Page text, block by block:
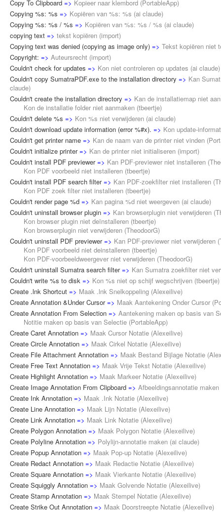
Copy To Clipboard => Kopieer naar klembord (PortableApp)
Copying %s: %s => Kopiëren van %s: %s (ai claude)
Copying %s: %s / %s => Kopiëren van %s: %s / %s (ai claude)
copying text => tekst kopiëren (import)
Copying text was denied (copying as image only) => Tekst kopiëren niet
Copyright: => Auteursrecht (import)
Couldn't check for updates => Kon niet controleren op updates (ai claude)
Couldn't copy SumatraPDF.exe to the installation directory => Kan
claude)
Couldn't create the installation directory => Kan de installatiemap niet
Kon de installatie folder niet aanmaken (tbeertje)
Couldn't delete %s => Kon %s niet verwijderen (ai claude)
Couldn't download update information (error %#x). => Kon update-
Couldn't get printer name => Kan de naam van de printer niet vinden (
Couldn't initialize printer => Kan de printer niet initialiseren (import)
Couldn't install PDF previewer => Kan PDF-previewer niet installeren (
Kon PDF voorbeeld niet installeren (tbeertje)
Couldn't install PDF search filter => Kan PDF-zoekfilter niet installeren (
Kon PDF zoek filter niet installeren (tbeertje)
Couldn't render page %d => Kan pagina %d niet weergeven (ai claude)
Couldn't uninstall browser plugin => Kan browserplugin niet verwijderen (
Kon browser plugin niet deïnstalleren (tbeertje)
Kon browserplugin niet verwijderen (TheodoorG)
Couldn't uninstall PDF previewer => Kan PDF-previewer niet verwijderen (
Kon PDF voorbeeld niet deinstalleren (tbeertje)
Kon PDF-voorbeeldweergever niet verwijderen (TheodoorG)
Couldn't uninstall Sumatra search filter => Kan Sumatra zoekfilter niet
Couldn't write %s to disk => Kon %s niet op schijf wegschrijven (tbeertje)
Create .lnk Shortcut => Maak .lnk Snelkoppeling (Alexeilive)
Create Annotation &Under Cursor => Maak Aantekening Onder Cursor (
Create Annotation From Selection => Aantekening maken op basis van
Notitie maken op basis van Selectie (PortableApp)
Create Caret Annotation => Maak Cursor Notatie (Alexeilive)
Create Circle Annotation => Maak Cirkel Notatie (Alexeilive)
Create File Attachment Annotation => Maak Bestand Bijlage Notatie (
Create Free Text Annotation => Maak Vrije Tekst Notatie (Alexeilive)
Create Highlight Annotation => Maak Markeer Notatie (Alexeilive)
Create Image Annotation From Clipboard => Afbeeldingsannotatie
Create Ink Annotation => Maak .Ink Notatie (Alexeilive)
Create Line Annotation => Maak Lijn Notatie (Alexeilive)
Create Link Annotation => Maak Link Notatie (Alexeilive)
Create Polygon Annotation => Maak Polygon Notatie (Alexeilive)
Create Polyline Annotation => Polylijn-annotatie maken (ai claude)
Create Popup Annotation => Maak Pop-up Notatie (Alexeilive)
Create Redact Annotation => Maak Redactie Notatie (Alexeilive)
Create Square Annotation => Maak Vierkante Notatie (Alexeilive)
Create Squiggly Annotation => Maak Golvende Notatie (Alexeilive)
Create Stamp Annotation => Maak Stempel Notatie (Alexeilive)
Create Strike Out Annotation => Maak Doorstreepte Notatie (Alexeilive)